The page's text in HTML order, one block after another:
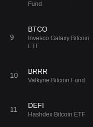
Fund
9
BTCO
Invesco Galaxy Bitcoin
ETF
10 BRRR
Valkyrie Bitcoin Fund
11 DEFI
Hashdex Bitcoin ETF